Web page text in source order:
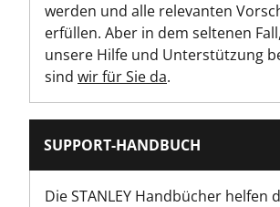
Schraubendrehergriff-Typ
Bi-Material
Parallel
Standards / Normen
ISO 2380-1, ISO 2380-2
werden und alle relevanten
erfüllen. Aber in dem seltenen
unsere Hilfe und Unterstützung
sind wir für Sie da.
SUPPORT-HANDBUCH
Die STANLEY Handbücher helfen